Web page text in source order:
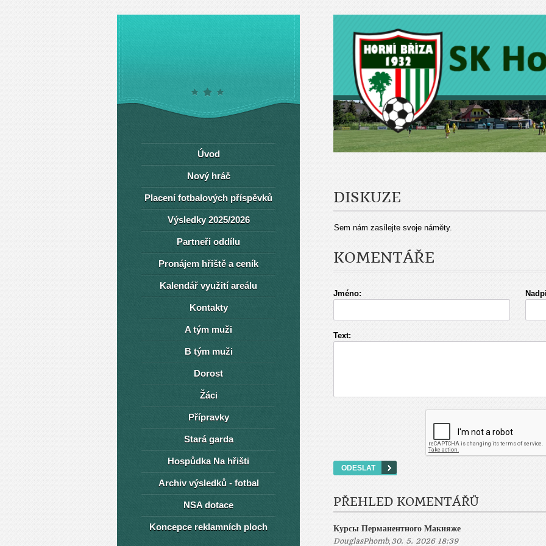
DISKUZE
Sem nám zasílejte svoje náměty.
KOMENTÁŘE
Jméno:
Text:
PŘEHLED KOMENTÁŘŮ
Курсы Перманентного Макияже
DouglasPhomb, 30. 5. 2026 18:39
Úvod
Nový hráč
Placení fotbalových příspěvků
Výsledky 2025/2026
Partneři oddílu
Pronájem hřiště a ceník
Kalendář využití areálu
Kontakty
A tým muži
B tým muži
Dorost
Žáci
Přípravky
Stará garda
Hospůdka Na hřišti
Archiv výsledků - fotbal
NSA dotace
Koncepce reklamních ploch